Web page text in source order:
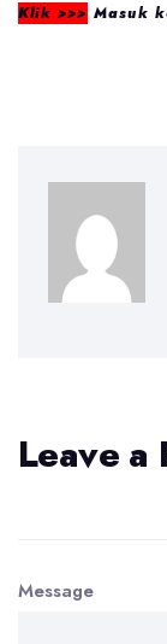
Klik >>> Masuk
Leave a
Message